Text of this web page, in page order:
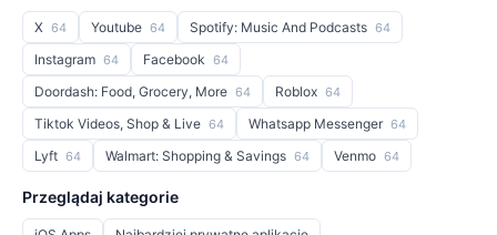
X 64 Youtube 64 Spotify: Music And Podcasts 64
Instagram 64 Facebook 64
Doordash: Food, Grocery, More 64 Roblox 64
Tiktok Videos, Shop & Live 64 Whatsapp Messenger 64
Lyft 64 Walmart: Shopping & Savings 64 Venmo 64
Przeglądaj kategorie